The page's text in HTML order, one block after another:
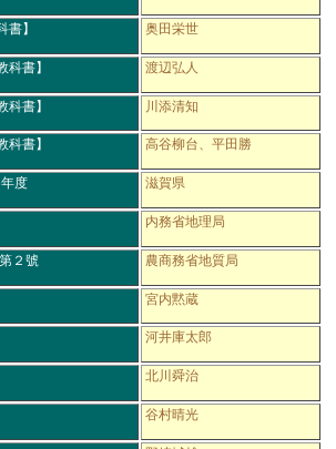
】 奥田栄世
書】 渡辺弘人
書】 川添清知
書】 高谷柳台、平田勝
度 滋賀県
内務省地理局
２號 農商務省地質局
宮内黙蔵
河井庫太郎
北川舜治
谷村晴光